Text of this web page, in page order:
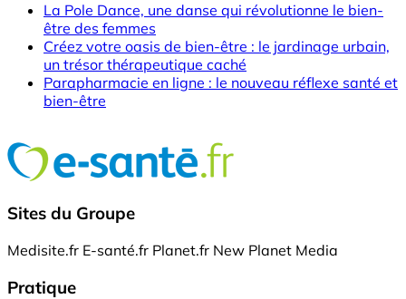
La Pole Dance, une danse qui révolutionne le bien-
être des femmes
Créez votre oasis de bien-être : le jardinage urbain,
un trésor thérapeutique caché
Parapharmacie en ligne : le nouveau réflexe santé et
bien-être
Sites du Groupe
Medisite.fr E-santé.fr Planet.fr New Planet Media
Pratique